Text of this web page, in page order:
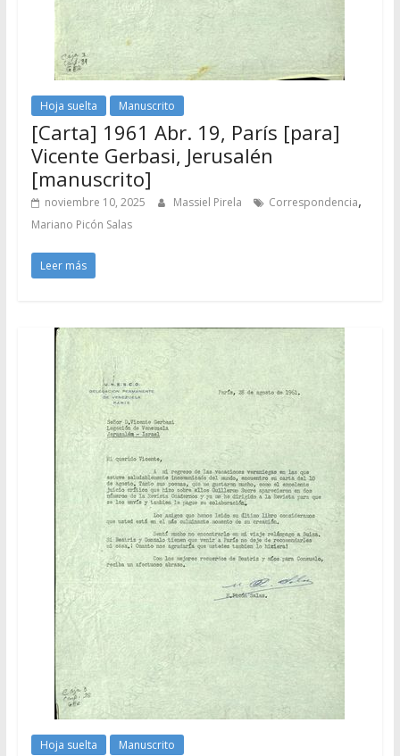
Hoja suelta Manuscrito
[Carta] 1961 Abr. 19, París [para]
Vicente Gerbasi, Jerusalén
[manuscrito]
noviembre 10, 2025 Massiel Pirela Correspondencia,
Mariano Picón Salas
Leer más
Hoja suelta Manuscrito